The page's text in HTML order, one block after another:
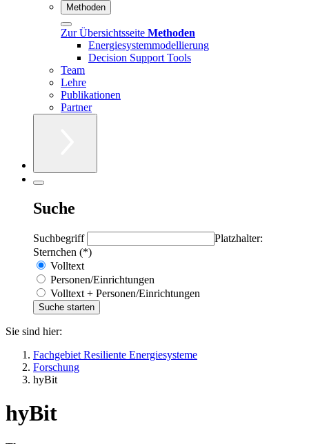
Methoden
Zur Übersichtsseite Methoden
Energiesystemmodellierung
Decision Support Tools
Team
Lehre
Publikationen
Partner
Suche
Suchbegriff
Platzhalter:
Sternchen (*)
Volltext
Personen/Einrichtungen
Volltext + Personen/Einrichtungen
Sie sind hier:
Fachgebiet Resiliente Energiesysteme
Forschung
hyBit
hyBit